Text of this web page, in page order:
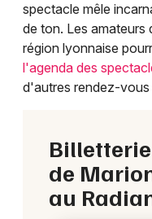
spectacle mêle
de ton. Les amateurs
région lyonnaise
l'agenda des
d'autres rendez-vous
de
au